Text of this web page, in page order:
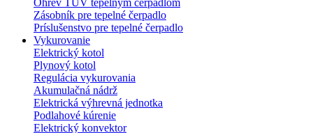
Ohrev TUV tepelným čerpadlom
Zásobník pre tepelné čerpadlo
Príslušenstvo pre tepelné čerpadlo
Vykurovanie
Elektrický kotol
Plynový kotol
Regulácia vykurovania
Akumulačná nádrž
Elektrická výhrevná jednotka
Podlahové kúrenie
Elektrický konvektor